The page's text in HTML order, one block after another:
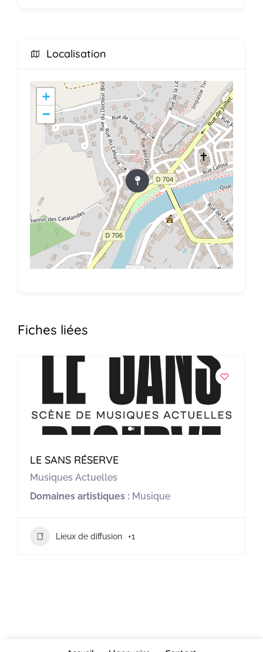
Localisation
+
−
Fiches liées
LE SANS RÉSERVE
Musiques Actuelles
Domaines artistiques : Musique
Lieux de diffusion +1